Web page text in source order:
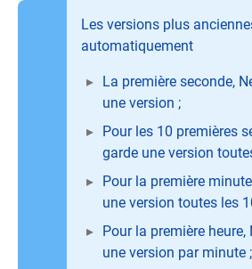
Les versions plus
automatiquement
La première seconde,
une version ;
Pour les 10 premières
garde une version
Pour la première
une version toutes les
Pour la première
une version par minute ;